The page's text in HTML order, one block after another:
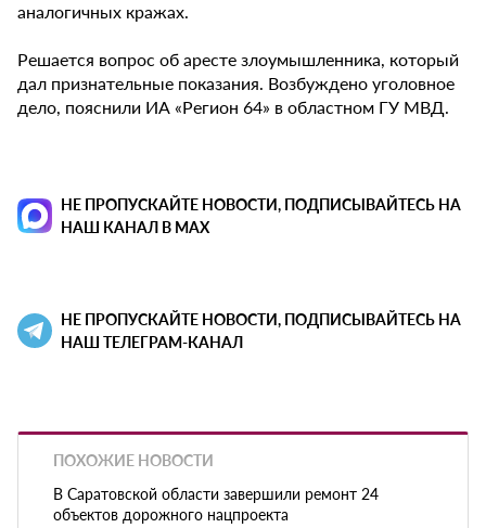
аналогичных кражах.
Решается вопрос об аресте злоумышленника, который
дал признательные показания. Возбуждено уголовное
дело, пояснили ИА «Регион 64» в областном ГУ МВД.
НЕ ПРОПУСКАЙТЕ НОВОСТИ, ПОДПИСЫВАЙТЕСЬ НА
НАШ КАНАЛ В MAX
НЕ ПРОПУСКАЙТЕ НОВОСТИ, ПОДПИСЫВАЙТЕСЬ НА
НАШ ТЕЛЕГРАМ-КАНАЛ
ПОХОЖИЕ НОВОСТИ
В Саратовской области завершили ремонт 24
объектов дорожного нацпроекта